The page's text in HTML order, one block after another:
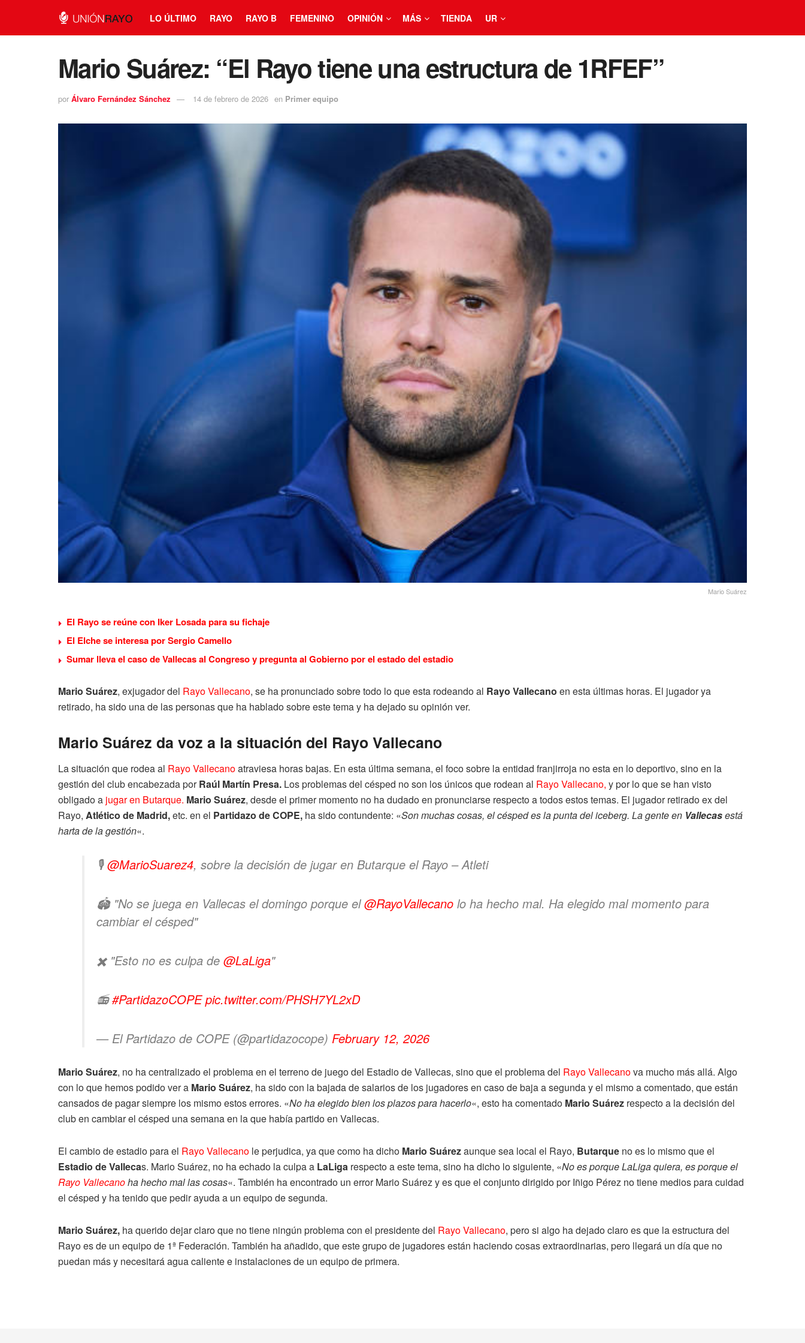
LO ÚLTIMO RAYO RAYO B FEMENINO OPINIÓN MÁS TIENDA UR
Mario Suárez: “El Rayo tiene una estructura de 1RFEF”
por Álvaro Fernández Sánchez 14 de febrero de 2026 en Primer equipo
Mario Suárez
El Rayo se reúne con Iker Losada para su fichaje
El Elche se interesa por Sergio Camello
Sumar lleva el caso de Vallecas al Congreso y pregunta al Gobierno por el estado del estadio
Mario Suárez, exjugador del Rayo Vallecano, se ha pronunciado sobre todo lo que esta rodeando al Rayo Vallecano en esta últimas horas. El jugador ya
retirado, ha sido una de las personas que ha hablado sobre este tema y ha dejado su opinión ver.
Mario Suárez da voz a la situación del Rayo Vallecano
La situación que rodea al Rayo Vallecanoatraviesa horas bajas. En esta última semana, el foco sobre la entidad franjirroja no esta en lo deportivo, sino en la
gestión del club encabezada porRaúl Martín Presa. Los problemas del césped no son los únicos que rodean al Rayo Vallecano, y por lo que se han visto
obligado a jugar en Butarque. Mario Suárez, desde el primer momento no ha dudado en pronunciarse respecto a todos estos temas. El jugador retirado ex del
Rayo, Atlético de Madrid,etc. en el Partidazo de COPE, ha sido contundente: «Son muchas cosas, el césped es la punta del iceberg. La gente en Vallecasestá
harta de la gestión«.
🎙️@MarioSuarez4, sobre la decisión de jugar en Butarque el Rayo – Atleti
🏟️ "No se juega en Vallecas el domingo porque el@RayoVallecano lo ha hecho mal. Ha elegido mal momento para
cambiar el césped"
✖️ "Esto no es culpa de @LaLiga"
📻#PartidazoCOPE pic.twitter.com/PHSH7YL2xD
— El Partidazo de COPE (@partidazocope) February 12, 2026
Mario Suárez, no ha centralizado el problema en el terreno de juego del Estadio de Vallecas, sino que el problema del Rayo Vallecanova mucho más allá. Algo
con lo que hemos podido ver a Mario Suárez, ha sido con la bajada de salarios de los jugadores en caso de baja a segunda y el mismo a comentado, que están
cansados de pagar siempre los mismo estos errores. «No ha elegido bien los plazos para hacerlo«, esto ha comentado Mario Suárez respecto a la decisión del
club en cambiar el césped una semana en la que había partido en Vallecas.
El cambio de estadio para el Rayo Vallecano le perjudica, ya que como ha dicho Mario Suárezaunque sea local el Rayo, Butarque no es lo mismo que el
Estadio de Vallecas. Mario Suárez, no ha echado la culpa a LaLiga respecto a este tema, sino ha dicho lo siguiente, «No es porque LaLiga quiera, es porque el
Rayo Vallecanoha hecho mal las cosas«. También ha encontrado un error Mario Suárez y es que el conjunto dirigido por Iñigo Pérez no tiene medios para cuidad
el césped y ha tenido que pedir ayuda a un equipo de segunda.
Mario Suárez, ha querido dejar claro que no tiene ningún problema con el presidente del Rayo Vallecano, pero si algo ha dejado claro es que la estructura del
Rayo es de un equipo de 1ª Federación. También ha añadido, que este grupo de jugadores están haciendo cosas extraordinarias, pero llegará un día que no
puedan más y necesitará agua caliente e instalaciones de un equipo de primera.